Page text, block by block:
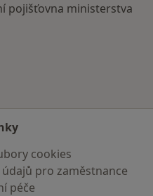
pojišťovna ministerstva
cookies
pro zaměstnance
péče